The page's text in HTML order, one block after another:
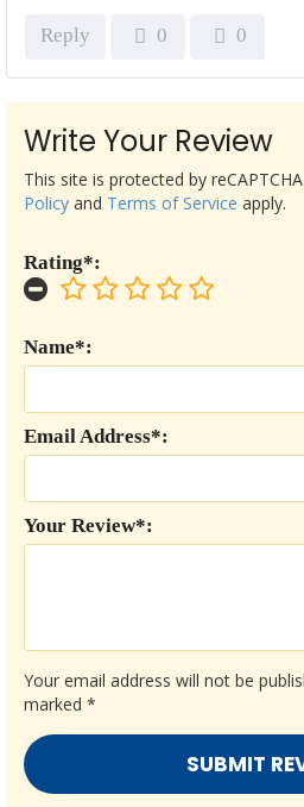
Reply 0 0
Write Your Review
Your email address will not be
marked *
Your Review*:
Email Address*:
Name*:
Rating*:
This site is protected by
Policy and Terms of Service apply.